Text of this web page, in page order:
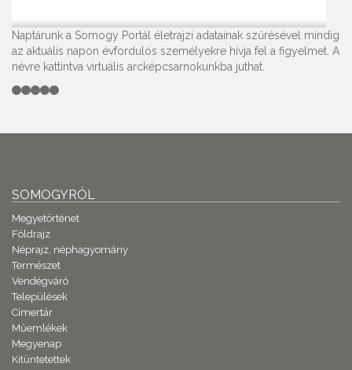
Naptárunk a Somogy Portál életrajzi adatainak szűrésével mindig
az aktuális napon évfordulós személyekre hívja fel a figyelmet. A
névre kattintva virtuális arcképcsarnokunkba juthat.
SOMOGYRÓL
Megyetörténet
Földrajz
Néprajz, néphagyomány
Természet
Vendégváró
Települések
Címertár
Műemlékek
Megyenap
Kitüntetettek